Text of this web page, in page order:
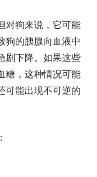
对狗来说，它可能
狗的胰腺向血液中
剧下降。如果这些
糖，这种情况可能
可能出现不可逆的